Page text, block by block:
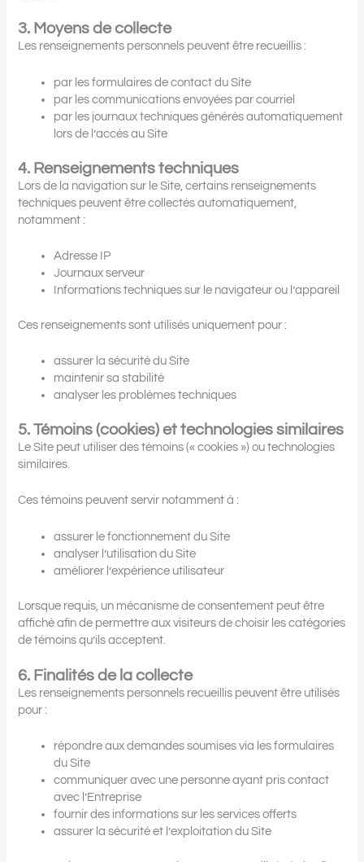
3. Moyens de collecte
Les renseignements personnels peuvent être recueillis :
par les formulaires de contact du Site
par les communications envoyées par courriel
par les journaux techniques générés automatiquement
lors de l’accès au Site
4. Renseignements techniques
Lors de la navigation sur le Site, certains renseignements
techniques peuvent être collectés automatiquement,
notamment :
Adresse IP
Journaux serveur
Informations techniques sur le navigateur ou l’appareil
Ces renseignements sont utilisés uniquement pour :
assurer la sécurité du Site
maintenir sa stabilité
analyser les problèmes techniques
5. Témoins (cookies) et technologies similaires
Le Site peut utiliser des témoins (« cookies ») ou technologies
similaires.
Ces témoins peuvent servir notamment à :
assurer le fonctionnement du Site
analyser l’utilisation du Site
améliorer l’expérience utilisateur
Lorsque requis, un mécanisme de consentement peut être
affiché afin de permettre aux visiteurs de choisir les catégories
de témoins qu’ils acceptent.
6. Finalités de la collecte
Les renseignements personnels recueillis peuvent être utilisés
pour :
répondre aux demandes soumises via les formulaires
du Site
communiquer avec une personne ayant pris contact
avec l’Entreprise
fournir des informations sur les services offerts
assurer la sécurité et l’exploitation du Site